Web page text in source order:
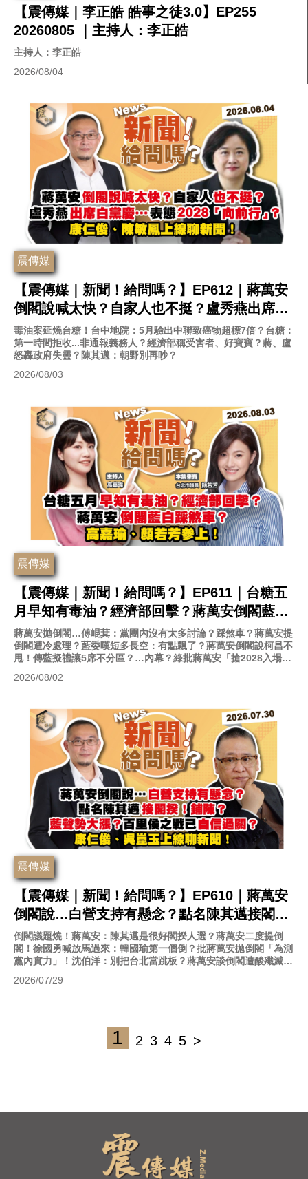
【震傳媒｜李正皓 皓事之徒3.0】EP255
20260805 ｜主持人：李正皓
主持人：李正皓
2026/08/04
震傳媒
【震傳媒｜新聞！給問嗎？】EP612｜蔣萬安
倒閣說喊太快？自家人也不挺？盧秀燕出席白
黨慶…表態2028「向前行」？康仁俊、陳敏鳳
上線聊新聞！
毒油案延燒台糖！台中地院：5月驗出中聯致癌物超標7倍？台糖：
第一時間拒收...非通報義務人？經濟部稱受害者、好寶寶？蔣、盧
怒轟政府失靈？陳其邁：朝野別再吵？
2026/08/03
震傳媒
【震傳媒｜新聞！給問嗎？】EP611｜台糖五
月早知有毒油？經濟部回擊？蔣萬安倒閣藍白
踩煞車？高嘉瑜、顏若芳參上！ \
蔣萬安拋倒閣…傅崐萁：黨團內沒有太多討論？踩煞車？蔣萬安提
倒閣遭冷處理？藍委嘆短多長空：有點飄了？蔣萬安倒閣說柯昌不
甩！傳藍擬禮讓5席不分區？…內幕？綠批蔣萬安「搶2028入場
2026/08/02
震傳媒
【震傳媒｜新聞！給問嗎？】EP610｜蔣萬安
倒閣說…白營支持有懸念？點名陳其邁接閣
揆！鋪陳？藍聲勢大漲？百里侯之戰已自信過
關？康仁俊、吳崑玉上線聊新聞！
倒閣議題燒！蔣萬安：陳其邁是很好閣揆人選？蔣萬安二度提倒
閣！徐國勇喊放馬過來：韓國瑜第一個倒？批蔣萬安拋倒閣「為測
黨內實力」！沈伯洋：別把台北當跳板？蔣萬安談倒閣遭酸殲滅民
2026/07/29
1 2 3 4 5 >